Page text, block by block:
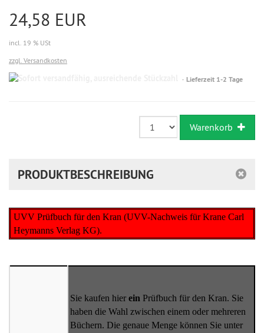
24,58 EUR
incl. 19 % USt
zzgl. Versandkosten
Sofort
Lieferzeit 1-2 Tage
Warenkorb
PRODUKTBESCHREIBUNG
UVV Prüfbuch für den Kran (UVV-Nachweis für Krane Carl
Heymanns Verlag KG).
Sie kaufen hier ein Prüfbuch für den Kran. Sie
haben die Wahl zwischen einem oder mehreren
Büchern. Die genaue Menge können Sie unter